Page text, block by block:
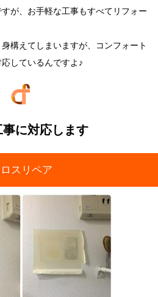
が、お手軽な工事もすべてリフォー
構えてしまいますが、コンフォート
しているんですよ♪
に対応します
スリペア